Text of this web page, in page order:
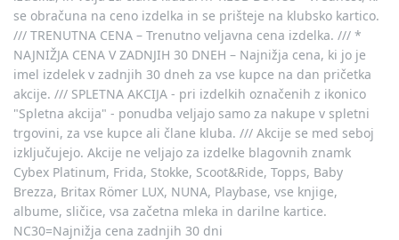
se obračuna na ceno izdelka in se prišteje na klubsko kartico.
/// TRENUTNA CENA – Trenutno veljavna cena izdelka. /// *
NAJNIŽJA CENA V ZADNJIH 30 DNEH – Najnižja cena, ki jo je
imel izdelek v zadnjih 30 dneh za vse kupce na dan pričetka
akcije. /// SPLETNA AKCIJA - pri izdelkih označenih z ikonico
"Spletna akcija" - ponudba veljajo samo za nakupe v spletni
trgovini, za vse kupce ali člane kluba. /// Akcije se med seboj
izključujejo. Akcije ne veljajo za izdelke blagovnih znamk
Cybex Platinum, Frida, Stokke, Scoot&Ride, Topps, Baby
Brezza, Britax Römer LUX, NUNA, Playbase, vse knjige,
albume, sličice, vsa začetna mleka in darilne kartice.
NC30=Najnižja cena zadnjih 30 dni